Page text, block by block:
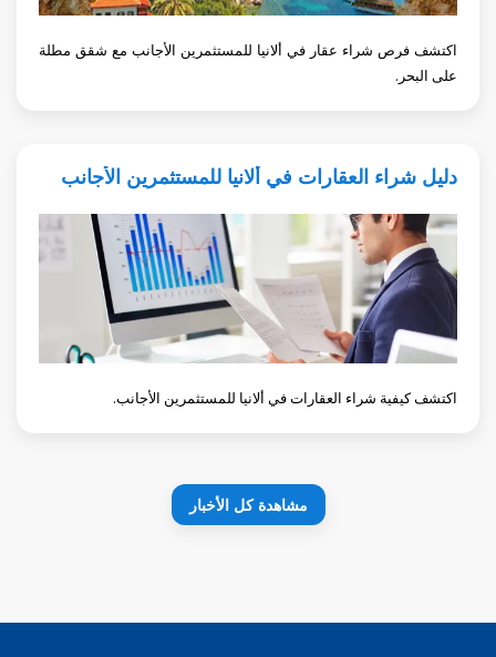
اكتشف فرص شراء عقار في ألانيا للمستثمرين الأجانب مع شقق مطلة
على البحر.
دليل شراء العقارات في ألانيا للمستثمرين الأجانب
اكتشف كيفية شراء العقارات في ألانيا للمستثمرين الأجانب.
مشاهدة كل الأخبار